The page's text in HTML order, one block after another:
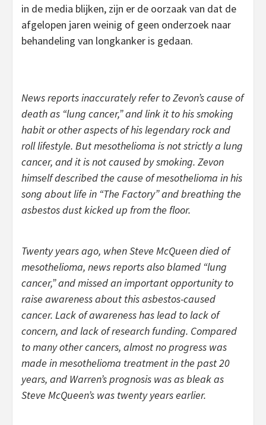
in de media blijken, zijn er de oorzaak van dat de
afgelopen jaren weinig of geen onderzoek naar
behandeling van longkanker is gedaan.
News reports inaccurately refer to Zevon’s cause of
death as “lung cancer,” and link it to his smoking
habit or other aspects of his legendary rock and
roll lifestyle. But mesothelioma is not strictly a lung
cancer, and it is not caused by smoking. Zevon
himself described the cause of mesothelioma in his
song about life in “The Factory” and breathing the
asbestos dust kicked up from the floor.
Twenty years ago, when Steve McQueen died of
mesothelioma, news reports also blamed “lung
cancer,” and missed an important opportunity to
raise awareness about this asbestos-caused
cancer. Lack of awareness has lead to lack of
concern, and lack of research funding. Compared
to many other cancers, almost no progress was
made in mesothelioma treatment in the past 20
years, and Warren’s prognosis was as bleak as
Steve McQueen’s was twenty years earlier.